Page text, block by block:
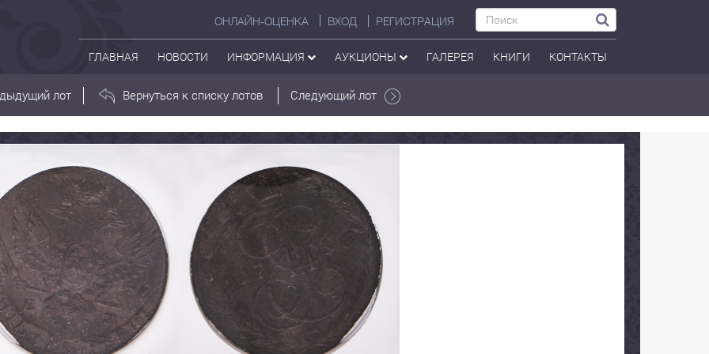
ОНЛАЙН-ОЦЕНКА ВХОД РЕГИСТРАЦИЯ
ГЛАВНАЯ НОВОСТИ ИНФОРМАЦИЯ АУКЦИОНЫ ГАЛЕРЕЯ КНИГИ КОНТАКТЫ
лот Вернуться к списку лотов Следующий лот